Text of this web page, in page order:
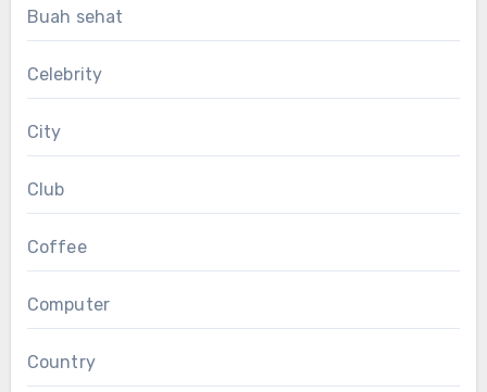
Buah sehat
Celebrity
City
Club
Coffee
Computer
Country